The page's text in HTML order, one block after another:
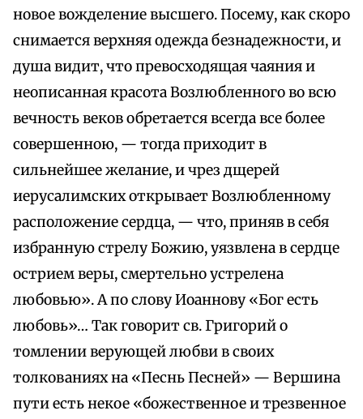
новое вожделение высшего. Посему, как скоро
снимается верхняя одежда безнадежности, и
душа видит, что превосходящая чаяния и
неописанная красота Возлюбленного во всю
вечность веков обретается всегда все более
совершенною, — тогда приходит в
сильнейшее желание, и чрез дщерей
иерусалимских открывает Возлюбленному
расположение сердца, — что, приняв в себя
избранную стрелу Божию, уязвлена в сердце
острием веры, смертельно устрелена
любовью». А по слову Иоаннову «Бог есть
любовь»… Так говорит св. Григорий о
томлении верующей любви в своих
толкованиях на «Песнь Песней» — Вершина
пути есть некое «божественное и трезвенное